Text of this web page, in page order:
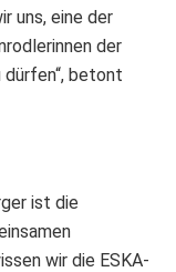
uns, eine der
der
betont
ist die
wir die ESKA-